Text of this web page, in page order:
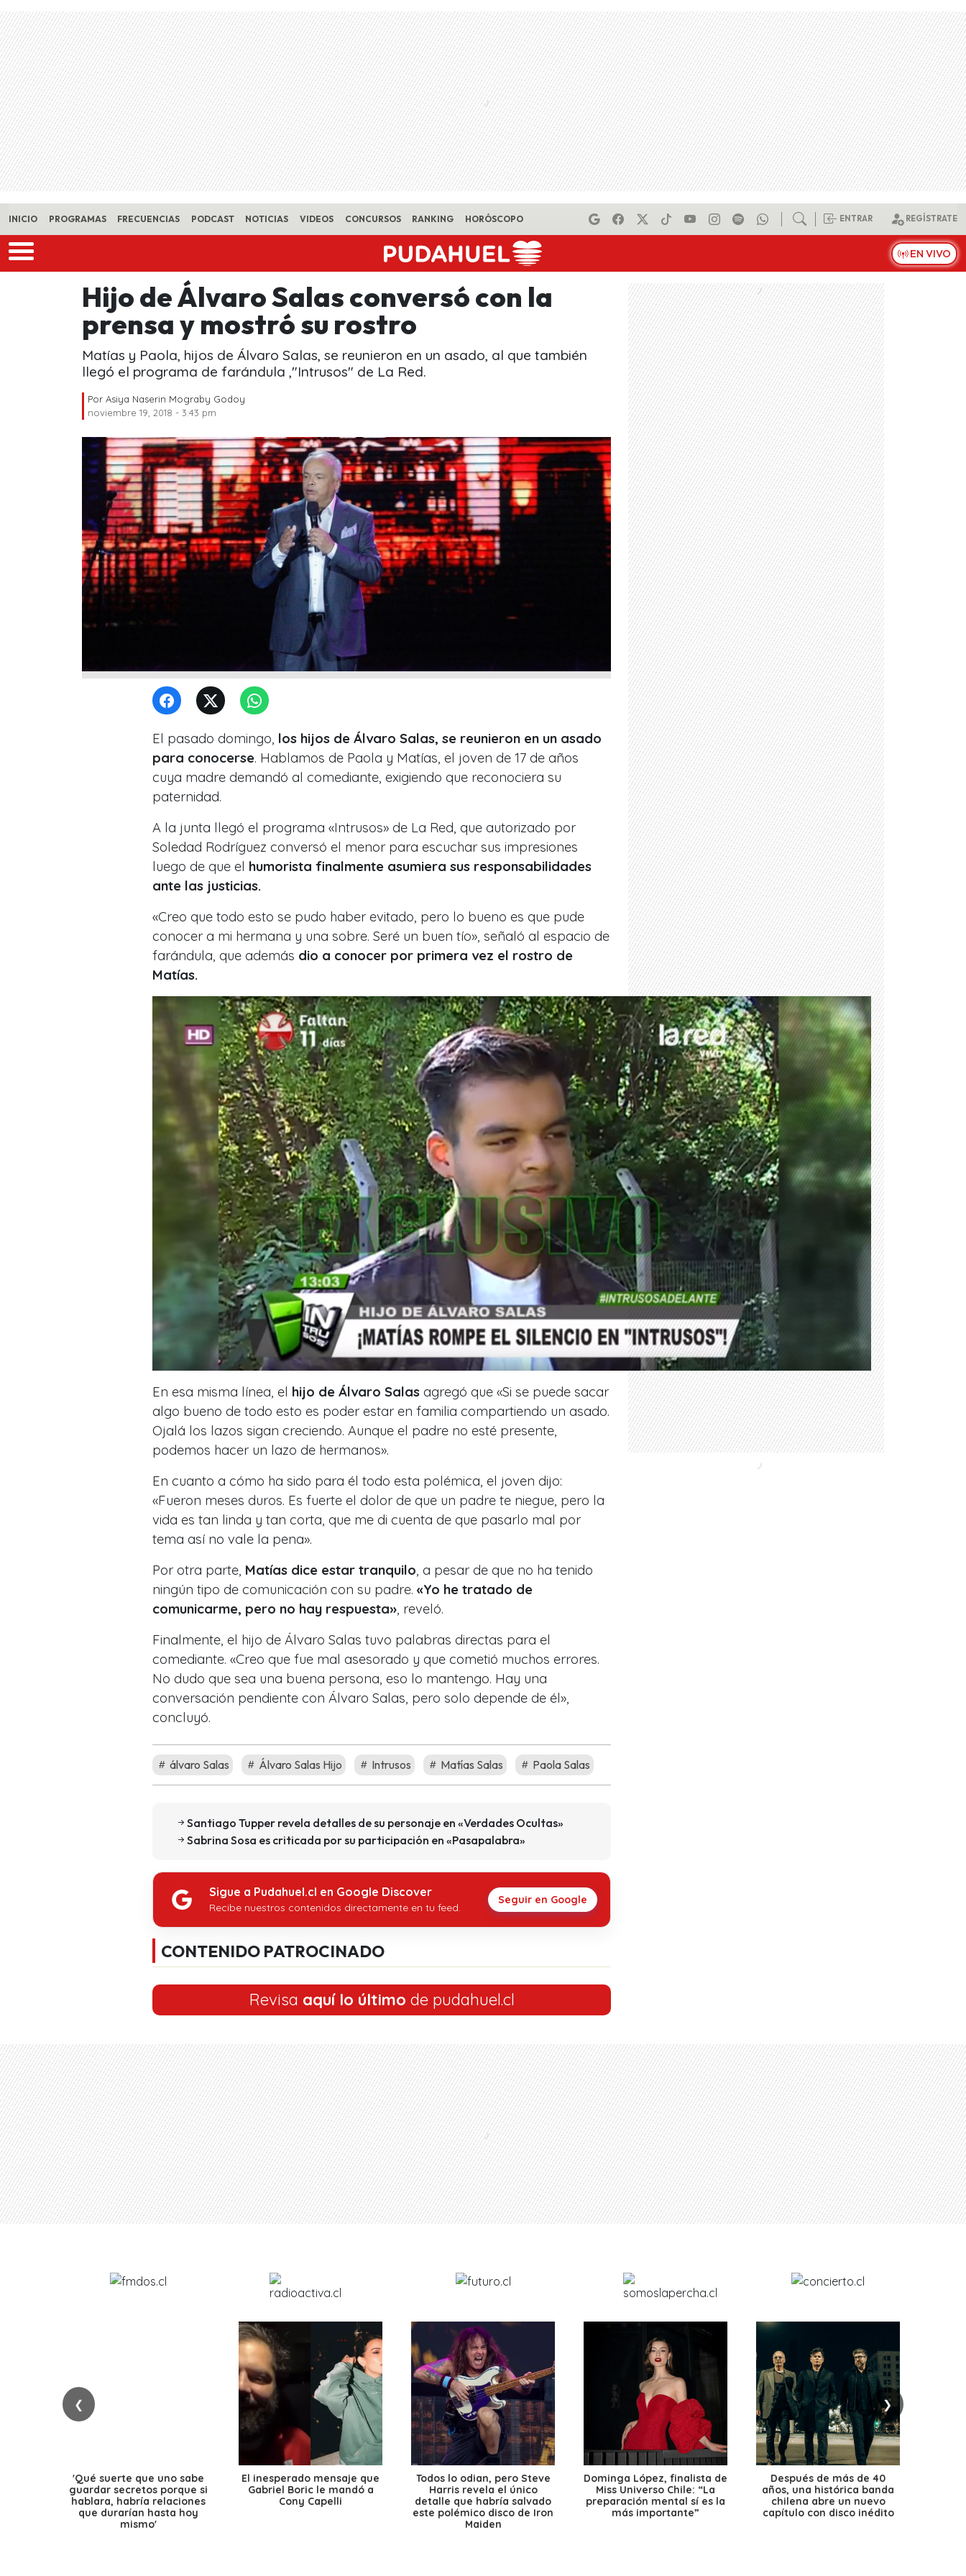
Skip to main content
INICIO PROGRAMAS FRECUENCIAS PODCAST NOTICIAS VIDEOS CONCURSOS RANKING HORÓSCOPO ENTRAR REGÍSTRATE
EN VIVO
Hijo de Álvaro Salas conversó con la
prensa y mostró su rostro
Matías y Paola, hijos de Álvaro Salas, se reunieron en un asado, al que también
llegó el programa de farándula ,"Intrusos" de La Red.
Por Asiya Naserin Mograby Godoy
noviembre 19, 2018 - 3:43 pm
El pasado domingo, los hijos de Álvaro Salas, se reunieron en un asado
para conocerse. Hablamos de Paola y Matías, el joven de 17 de años
cuya madre demandó al comediante, exigiendo que reconociera su
paternidad.
A la junta llegó el programa «Intrusos» de La Red, que autorizado por
Soledad Rodríguez conversó el menor para escuchar sus impresiones
luego de que el humorista finalmente asumiera sus responsabilidades
ante las justicias.
«Creo que todo esto se pudo haber evitado, pero lo bueno es que pude
conocer a mi hermana y una sobre. Seré un buen tío», señaló al espacio de
farándula, que además dio a conocer por primera vez el rostro de
Matías.
En esa misma línea, el hijo de Álvaro Salas agregó que «Si se puede sacar
algo bueno de todo esto es poder estar en familia compartiendo un asado.
Ojalá los lazos sigan creciendo. Aunque el padre no esté presente,
podemos hacer un lazo de hermanos».
En cuanto a cómo ha sido para él todo esta polémica, el joven dijo:
«Fueron meses duros. Es fuerte el dolor de que un padre te niegue, pero la
vida es tan linda y tan corta, que me di cuenta de que pasarlo mal por
tema así no vale la pena».
Por otra parte, Matías dice estar tranquilo, a pesar de que no ha tenido
ningún tipo de comunicación con su padre. «Yo he tratado de
comunicarme, pero no hay respuesta», reveló.
Finalmente, el hijo de Álvaro Salas tuvo palabras directas para el
comediante. «Creo que fue mal asesorado y que cometió muchos errores.
No dudo que sea una buena persona, eso lo mantengo. Hay una
conversación pendiente con Álvaro Salas, pero solo depende de él»,
concluyó.
álvaro Salas Álvaro Salas Hijo Intrusos Matías Salas Paola Salas
Santiago Tupper revela detalles de su personaje en «Verdades Ocultas»
Sabrina Sosa es criticada por su participación en «Pasapalabra»
Sigue a Pudahuel.cl en Google Discover
Recibe nuestros contenidos directamente en tu feed.
Seguir en Google
CONTENIDO PATROCINADO
Revisa aquí lo último de pudahuel.cl
❮ ❯
'Qué suerte que uno sabe
guardar secretos porque si
hablara, habría relaciones
que durarían hasta hoy
mismo'
El inesperado mensaje que
Gabriel Boric le mandó a
Cony Capelli
Todos lo odian, pero Steve
Harris revela el único
detalle que habría salvado
este polémico disco de Iron
Maiden
Dominga López, finalista de
Miss Universo Chile: “La
preparación mental sí es la
más importante”
Después de más de 40
años, una histórica banda
chilena abre un nuevo
capítulo con disco inédito